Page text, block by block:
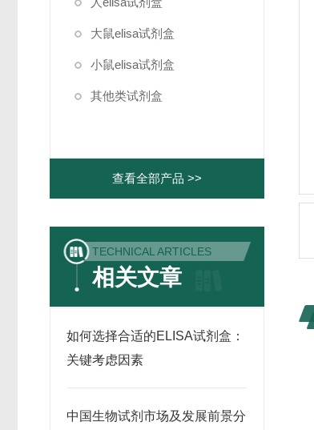
大鼠elisa试剂盒
小鼠elisa试剂盒
其他类试剂盒
查看全部产品 >>
TECHNICAL ARTICLES
相关文章
如何选择合适的ELISA试剂盒：
关键考虑因素
中国生物试剂市场及发展前景分